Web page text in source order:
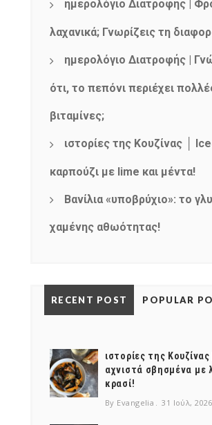
ημερολόγιο Διατροφής |
λαχανικά; Γνωρίζεις τη
ημερολόγιο Διατροφής |
ότι, το πεπόνι περιέχει
βιταμίνες;
ιστορίες της Κουζίνας │
καρπούζι με lime και μέντα!
Βανίλια «υποβρύχιο»: το
χαμένης αθωότητας!
RECENT POST POPULAR
ιστορίες της
αχνιστά σβησμένα με
κρασί!
By Evangelia 31 Ιούλ, 2026